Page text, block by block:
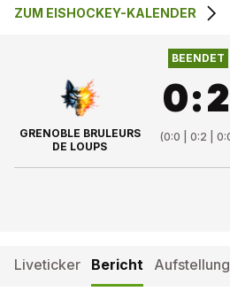
ZUM EISHOCKEY-KALENDER
GRENOBLE BRULEURS
DE LOUPS
BEENDET
0:2
(0:0 | 0:2 |
Liveticker Bericht Aufstellung